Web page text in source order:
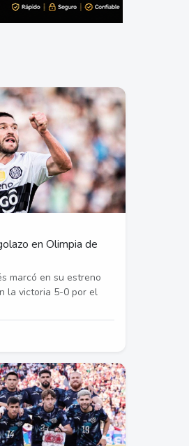
en Olimpia de
marcó en su estreno
la victoria 5-0 por el